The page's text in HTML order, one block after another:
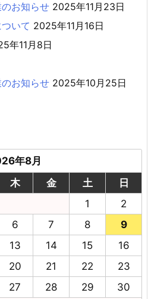
お知らせ 2025年11月23日
いて 2025年11月16日
年11月8日
お知らせ 2025年10月25日
年8月
木 金 土
日
1
2
6 7 8
9
13 14 15
16
20 21 22
23
27 28 29 30